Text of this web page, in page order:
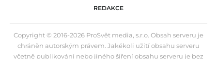
REDAKCE
Copyright © 2016-2026 ProSvět media, s.r.o. Obsah serveru je
chráněn autorským právem. Jakékoli užití obsahu serveru
včetně publikování nebo jiného šíření obsahu serveru je bez